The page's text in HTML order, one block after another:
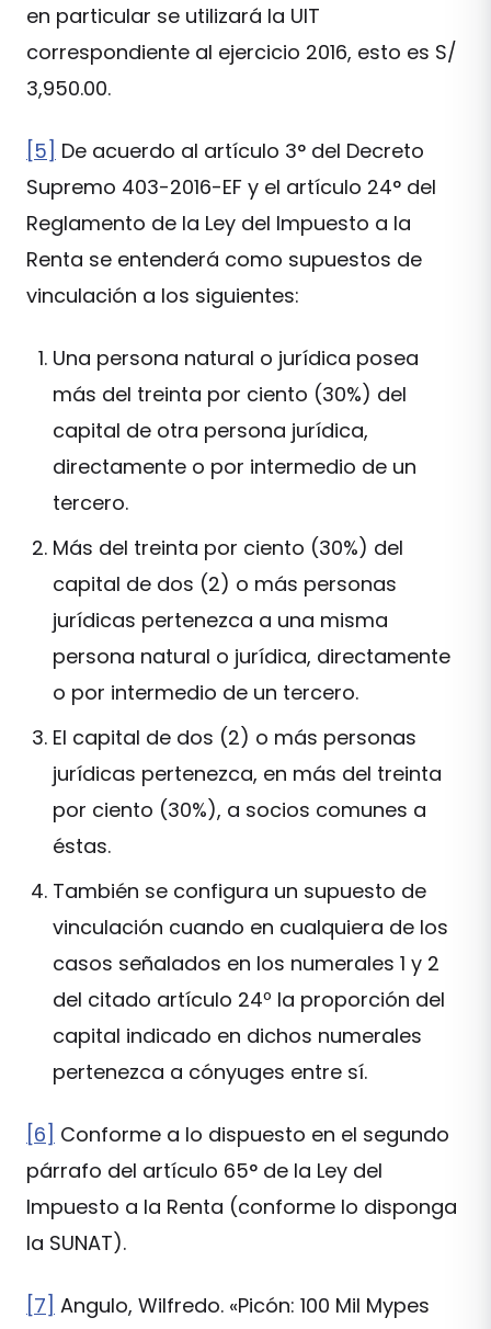
en particular se utilizará la UIT
correspondiente al ejercicio 2016, esto es S/
3,950.00.
[5] De acuerdo al artículo 3° del Decreto
Supremo 403-2016-EF y el artículo 24° del
Reglamento de la Ley del Impuesto a la
Renta se entenderá como supuestos de
vinculación a los siguientes:
Una persona natural o jurídica posea
más del treinta por ciento (30%) del
capital de otra persona jurídica,
directamente o por intermedio de un
tercero.
Más del treinta por ciento (30%) del
capital de dos (2) o más personas
jurídicas pertenezca a una misma
persona natural o jurídica, directamente
o por intermedio de un tercero.
El capital de dos (2) o más personas
jurídicas pertenezca, en más del treinta
por ciento (30%), a socios comunes a
éstas.
También se configura un supuesto de
vinculación cuando en cualquiera de los
casos señalados en los numerales 1 y 2
del citado artículo 24º la proporción del
capital indicado en dichos numerales
pertenezca a cónyuges entre sí.
[6] Conforme a lo dispuesto en el segundo
párrafo del artículo 65° de la Ley del
Impuesto a la Renta (conforme lo disponga
la SUNAT).
[7] Angulo, Wilfredo. «Picón: 100 Mil Mypes